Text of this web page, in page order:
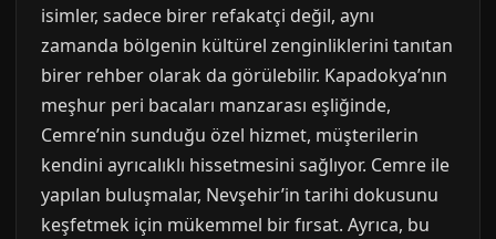
isimler, sadece birer refakatçi değil, aynı
zamanda bölgenin kültürel zenginliklerini tanıtan
birer rehber olarak da görülebilir. Kapadokya’nın
meşhur peri bacaları manzarası eşliğinde,
Cemre’nin sunduğu özel hizmet, müşterilerin
kendini ayrıcalıklı hissetmesini sağlıyor. Cemre ile
yapılan buluşmalar, Nevşehir’in tarihi dokusunu
keşfetmek için mükemmel bir fırsat. Ayrıca, bu